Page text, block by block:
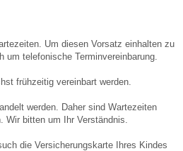
Um diesen Vorsatz einhalten zu
um telefonische Terminvereinbarung.
frühzeitig vereinbart werden.
werden. Daher sind Wartezeiten
Wir bitten um Ihr Verständnis.
die Versicherungskarte Ihres Kindes